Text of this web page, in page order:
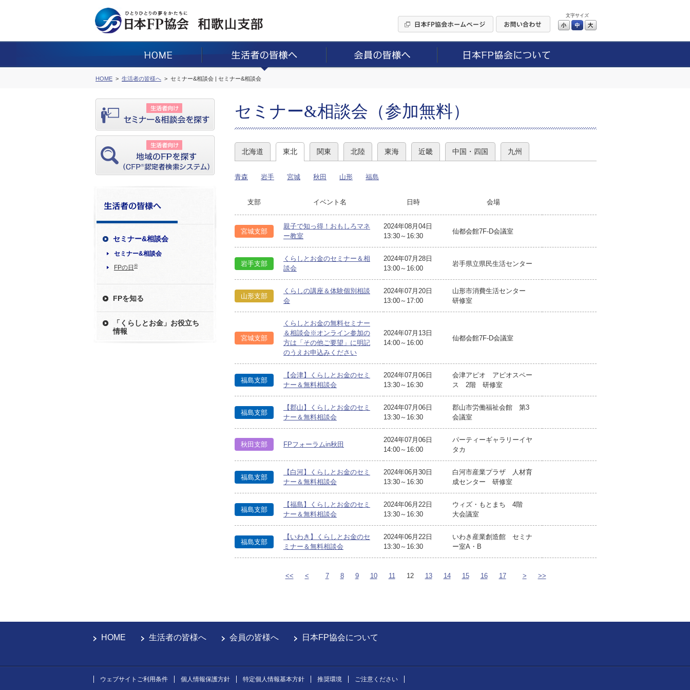
文字サイズ
小 中
HOME 生活者の皆様へ セミナー&相談会 | セミナー&相談会
セミナー&相談会
セミナー&相談会
FPの日 ®
FPを知る
「くらしとお金」お役立ち
情報
セミナー&相談会（参加無料）
北海道 東北 関東 北陸 東海 近畿 中国・四国 九州
青森 岩手 宮城 秋田 山形 福島
支部 イベント名 日時 会場
宮城支部
親子で知っ得！おもしろマネ
ー教室
2024年08月04日
13:30～16:30
仙都会館7F-D会議室
岩手支部
くらしとお金のセミナー＆相
談会
2024年07月28日
13:00～16:00
岩手県立県民生活センター
山形支部
くらしの講座＆体験個別相談
会
2024年07月20日
13:00～17:00
山形市消費生活センター
研修室
宮城支部
くらしとお金の無料セミナー
＆相談会※オンライン参加の
方は「その他ご要望」に明記
のうえお申込みください
2024年07月13日
14:00～16:00
仙都会館7F-D会議室
福島支部
【会津】くらしとお金のセミ
ナー＆無料相談会
2024年07月06日
13:30～16:30
会津アピオ アピオスペー
ス 2階 研修室
福島支部
【郡山】くらしとお金のセミ
ナー＆無料相談会
2024年07月06日
13:30～16:30
郡山市労働福祉会館 第3
会議室
秋田支部 FPフォーラムin秋田
2024年07月06日
14:00～16:00
パーティーギャラリーイヤ
タカ
福島支部
【白河】くらしとお金のセミ
ナー＆無料相談会
2024年06月30日
13:30～16:30
白河市産業プラザ 人材育
成センター 研修室
福島支部
【福島】くらしとお金のセミ
ナー＆無料相談会
2024年06月22日
13:30～16:30
ウィズ・もとまち 4階
大会議室
福島支部
【いわき】くらしとお金のセ
ミナー＆無料相談会
2024年06月22日
13:30～16:30
いわき産業創造館 セミナ
ー室A・B
<< < 7 8 9 10 11 12 13 14 15 16 17 > >>
HOME 生活者の皆様へ 会員の皆様へ 日本FP協会について
ウェブサイトご利用条件 個人情報保護方針 特定個人情報基本方針 推奨環境 ご注意ください